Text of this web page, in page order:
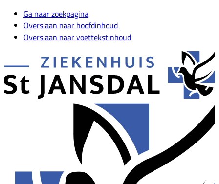
Ga naar zoekpagina
Overslaan naar hoofdinhoud
Overslaan naar voettekstinhoud